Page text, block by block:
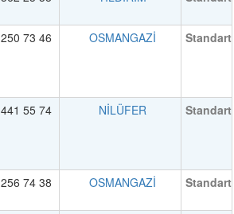
250 73 46 OSMANGAZİ Standart
441 55 74 NİLÜFER Standart
256 74 38 OSMANGAZİ Standart